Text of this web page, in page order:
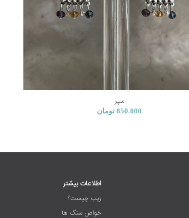
سپر
850.000 تومان
اطلاعات بیشتر
زیب چیست؟
خواص سنگ ها